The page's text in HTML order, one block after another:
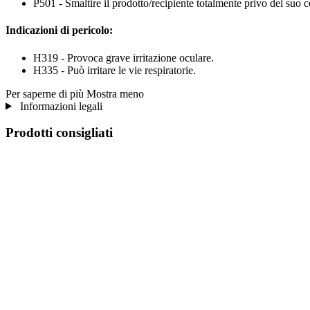
P501 - Smaltire il prodotto/recipiente totalmente privo del suo
Indicazioni di pericolo:
H319 - Provoca grave irritazione oculare.
H335 - Può irritare le vie respiratorie.
Per saperne di più Mostra meno
Informazioni legali
Prodotti consigliati